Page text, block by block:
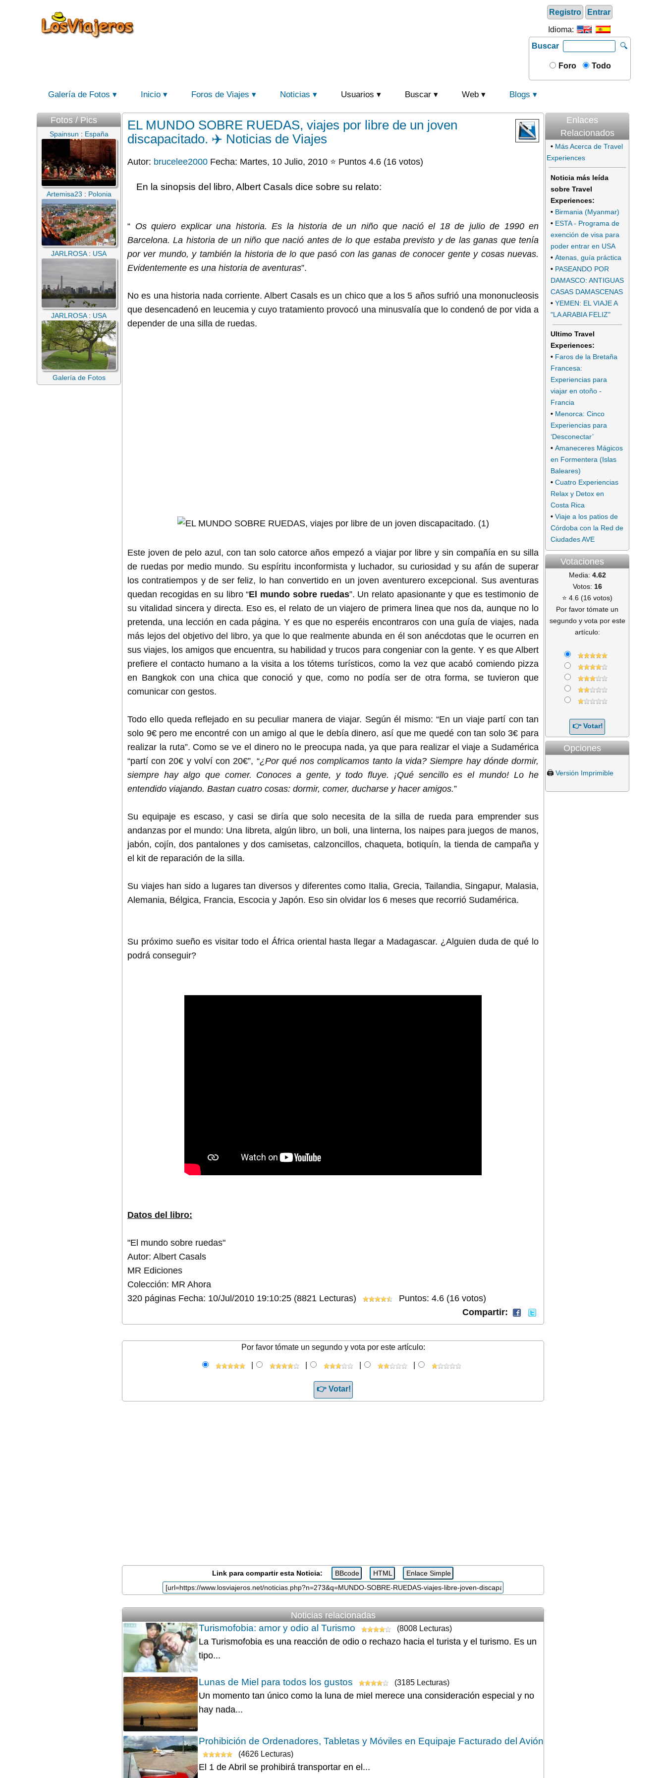
Registro Entrar
Idioma:
Buscar
🔍
Foro Todo
Galería de Fotos Inicio Foros de Viajes Noticias Usuarios Buscar Web Blogs
Fotos / Pics
Spainsun : España
Artemisa23 : Polonia
JARLROSA: USA
JARLROSA: USA
Galería de Fotos
EL MUNDO SOBRE RUEDAS, viajes por libre de un joven
discapacitado. ✈️ Noticias de Viajes
Autor: brucelee2000 Fecha: Martes, 10 Julio, 2010 ⭐ Puntos 4.6 (16 votos)
En la sinopsis del libro, Albert Casals dice sobre su relato:
“ Os quiero explicar una historia. Es la historia de un niño que nació el 18 de julio de 1990 en
Barcelona. La historia de un niño que nació antes de lo que estaba previsto y de las ganas que tenía
por ver mundo, y también la historia de lo que pasó con las ganas de conocer gente y cosas nuevas.
Evidentemente es una historia de aventuras”.
No es una historia nada corriente. Albert Casals es un chico que a los 5 años sufrió una mononucleosis
que desencadenó en leucemia y cuyo tratamiento provocó una minusvalía que lo condenó de por vida a
depender de una silla de ruedas.
Este joven de pelo azul, con tan solo catorce años empezó a viajar por libre y sin compañía en su silla
de ruedas por medio mundo. Su espíritu inconformista y luchador, su curiosidad y su afán de superar
los contratiempos y de ser feliz, lo han convertido en un joven aventurero excepcional. Sus aventuras
quedan recogidas en su libro “El mundo sobre ruedas”. Un relato apasionante y que es testimonio de
su vitalidad sincera y directa. Eso es, el relato de un viajero de primera linea que nos da, aunque no lo
pretenda, una lección en cada página. Y es que no esperéis encontraros con una guía de viajes, nada
más lejos del objetivo del libro, ya que lo que realmente abunda en él son anécdotas que le ocurren en
sus viajes, los amigos que encuentra, su habilidad y trucos para congeniar con la gente. Y es que Albert
prefiere el contacto humano a la visita a los tótems turísticos, como la vez que acabó comiendo pizza
en Bangkok con una chica que conoció y que, como no podía ser de otra forma, se tuvieron que
comunicar con gestos.
Todo ello queda reflejado en su peculiar manera de viajar. Según él mismo: “En un viaje partí con tan
solo 9€ pero me encontré con un amigo al que le debía dinero, así que me quedé con tan solo 3€ para
realizar la ruta”. Como se ve el dinero no le preocupa nada, ya que para realizar el viaje a Sudamérica
“partí con 20€ y volví con 20€”, “¿Por qué nos complicamos tanto la vida? Siempre hay dónde dormir,
siempre hay algo que comer. Conoces a gente, y todo fluye. ¡Qué sencillo es el mundo! Lo he
entendido viajando. Bastan cuatro cosas: dormir, comer, ducharse y hacer amigos.”
Su equipaje es escaso, y casi se diría que solo necesita de la silla de rueda para emprender sus
andanzas por el mundo: Una libreta, algún libro, un boli, una linterna, los naipes para juegos de manos,
jabón, cojín, dos pantalones y dos camisetas, calzoncillos, chaqueta, botiquín, la tienda de campaña y
el kit de reparación de la silla.
Su viajes han sido a lugares tan diversos y diferentes como Italia, Grecia, Tailandia, Singapur, Malasia,
Alemania, Bélgica, Francia, Escocia y Japón. Eso sin olvidar los 6 meses que recorrió Sudamérica.
Su próximo sueño es visitar todo el África oriental hasta llegar a Madagascar. ¿Alguien duda de qué lo
podrá conseguir?
Datos del libro:
"El mundo sobre ruedas"
Autor: Albert Casals
MR Ediciones
Colección: MR Ahora
320 páginas Fecha: 10/Jul/2010 19:10:25 (8821 Lecturas)
Puntos: 4.6 (16 votos)
Compartir:
Por favor tómate un segundo y vota por este artículo:
Link para compartir esta Noticia:
Noticias relacionadas
Turismofobia: amor y odio al Turismo (8008 Lecturas)
La Turismofobia es una reacción de odio o rechazo hacia el turista y el turismo. Es un
tipo...
Lunas de Miel para todos los gustos (3185 Lecturas)
Un momento tan único como la luna de miel merece una consideración especial y no
hay nada...
Prohibición de Ordenadores, Tabletas y Móviles en Equipaje Facturado del Avión
(4626 Lecturas)
El 1 de Abril se prohibirá transportar en el...
Enlaces
Relacionados
• Más Acerca de Travel
Experiences
Noticia más leída
sobre Travel
Experiences:
• Birmania (Myanmar)
• ESTA - Programa de
exención de visa para
poder entrar en USA
• Atenas, guía práctica
• PASEANDO POR
DAMASCO: ANTIGUAS
CASAS DAMASCENAS
• YEMEN: EL VIAJE A
"LA ARABIA FELIZ"
Ultimo Travel
Experiences:
• Faros de la Bretaña
Francesa:
Experiencias para
viajar en otoño -
Francia
• Menorca: Cinco
Experiencias para
‘Desconectar’
• Amaneceres Mágicos
en Formentera (Islas
Baleares)
• Cuatro Experiencias
Relax y Detox en
Costa Rica
• Viaje a los patios de
Córdoba con la Red de
Ciudades AVE
Votaciones
Media: 4.62
Votos: 16
⭐ 4.6 (16 votos)
Por favor tómate un
segundo y vota por este
artículo:
Opciones
🖨️ Versión Imprimible